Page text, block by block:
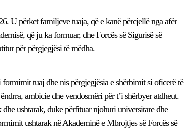
U përket familjeve tuaja, që e kanë përcjellë nga afër
që ju ka formuar, dhe Forcës së Sigurisë së
për përgjegjësi të mëdha.
tuaj dhe nis përgjegjësia e shërbimit si oficerë të
ambicie dhe vendosmëri për t’i shërbyer atdheut.
ushtarak, duke përfituar njohuri universitare dhe
ushtarak në Akademinë e Mbrojtjes së Forcës së